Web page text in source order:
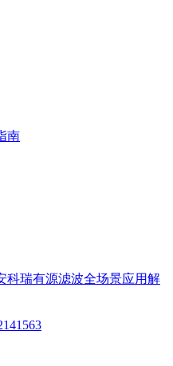
南
科瑞有源滤波全场景应用解